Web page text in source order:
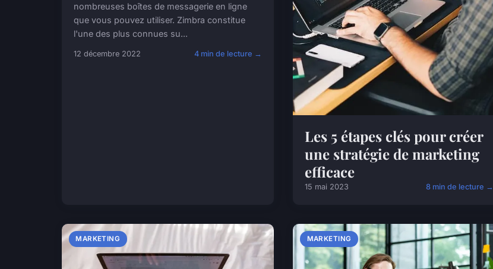
nombreuses boîtes de messagerie en ligne
que vous pouvez utiliser. Zimbra constitue
l'une des plus connues su...
12 décembre 2022 4 min de lecture →
Les 5 étapes clés pour créer
une stratégie de marketing
efficace
15 mai 2023 8 min de lecture →
MARKETING MARKETING